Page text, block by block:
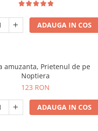
ADAUGA IN COS
amuzanta, Prietenul de pe
Noptiera
123 RON
ADAUGA IN COS